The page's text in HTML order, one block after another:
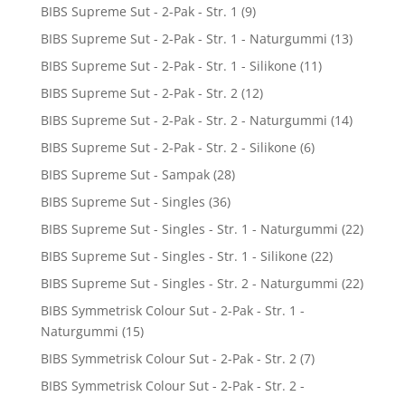
BIBS Supreme Sut - 2-Pak - Str. 1 (9)
BIBS Supreme Sut - 2-Pak - Str. 1 - Naturgummi (13)
BIBS Supreme Sut - 2-Pak - Str. 1 - Silikone (11)
BIBS Supreme Sut - 2-Pak - Str. 2 (12)
BIBS Supreme Sut - 2-Pak - Str. 2 - Naturgummi (14)
BIBS Supreme Sut - 2-Pak - Str. 2 - Silikone (6)
BIBS Supreme Sut - Sampak (28)
BIBS Supreme Sut - Singles (36)
BIBS Supreme Sut - Singles - Str. 1 - Naturgummi (22)
BIBS Supreme Sut - Singles - Str. 1 - Silikone (22)
BIBS Supreme Sut - Singles - Str. 2 - Naturgummi (22)
BIBS Symmetrisk Colour Sut - 2-Pak - Str. 1 -
Naturgummi (15)
BIBS Symmetrisk Colour Sut - 2-Pak - Str. 2 (7)
BIBS Symmetrisk Colour Sut - 2-Pak - Str. 2 -